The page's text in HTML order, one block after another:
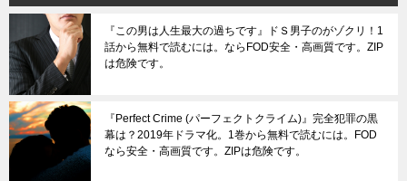
『この男は人生最大の過ちです』ドＳ男子のがゾクリ！1
話から無料で読むには。ならFOD安全・高画質です。ZIP
は危険です。
『Perfect Crime (パーフェクトクライム)』完全犯罪の黒
幕は？2019年ドラマ化。1巻から無料で読むには。FOD
なら安全・高画質です。ZIPは危険です。